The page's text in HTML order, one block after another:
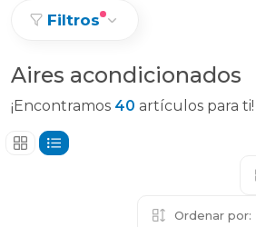
Filtros
Aires acondicionados
¡Encontramos 40 artículos para ti!
Ordenar por: